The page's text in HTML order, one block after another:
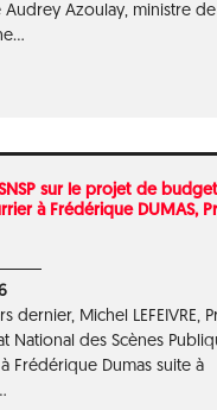
Audrey Azoulay, ministre
sur le projet de
à Frédérique DUMAS,
dernier, Michel LEFEIVRE,
National des Scènes
Frédérique Dumas suite à